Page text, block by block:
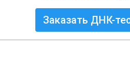
Заказать ДНК-